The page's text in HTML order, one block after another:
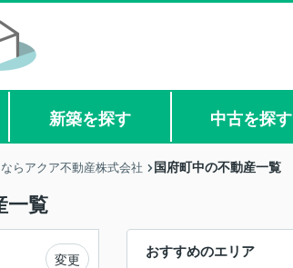
新築を探す 中古を探す
らアクア不動産株式会社 国府町中の不動産一覧
一覧
おすすめのエリア
変更